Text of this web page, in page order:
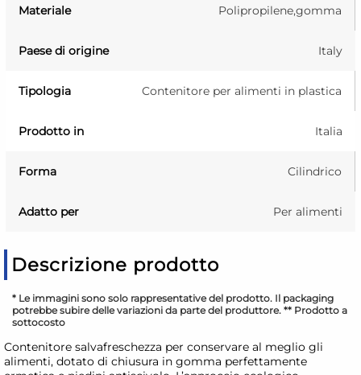
Materiale Polipropilene,gomma
Paese di origine Italy
Tipologia Contenitore per alimenti in plastica
Prodotto in Italia
Forma Cilindrico
Adatto per Per alimenti
Descrizione prodotto
* Le immagini sono solo rappresentative del prodotto. Il packaging
potrebbe subire delle variazioni da parte del produttore. ** Prodotto a
sottocosto
Contenitore salvafreschezza per conservare al meglio gli
alimenti, dotato di chiusura in gomma perfettamente